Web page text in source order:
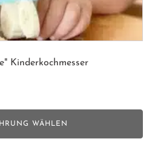
Kinderkochmesser
WÄHLEN